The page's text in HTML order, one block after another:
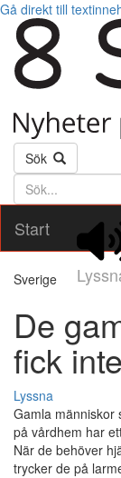
Gå direkt till
Sök
Söktext
Start
Sverige
De
fick
Lyssna
Gamla människor
på vårdhem har
När de behöver
trycker de på